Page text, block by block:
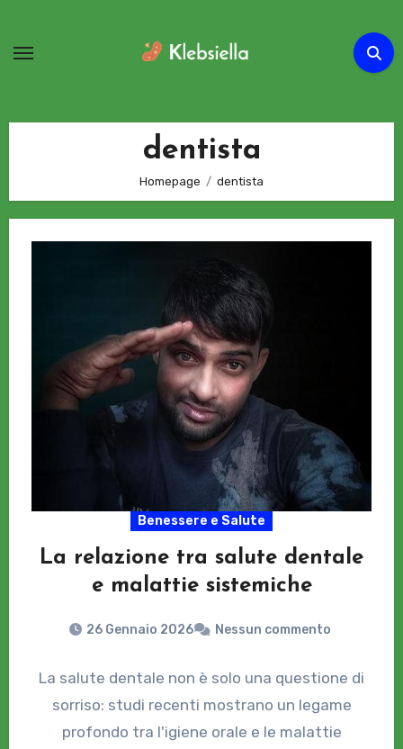
contenuto
dentista
Homepage dentista
Benessere e Salute
La relazione tra salute dentale
e malattie sistemiche
26 Gennaio 2026 Nessun commento
La salute dentale non è solo una questione di
sorriso: studi recenti mostrano un legame
profondo tra l'igiene orale e le malattie